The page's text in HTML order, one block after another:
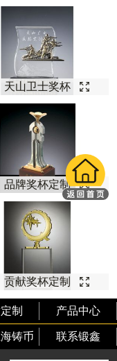
天山卫士奖杯
品牌奖杯定制
贡献奖杯定制
制 产品中心
铸币 联系锻鑫